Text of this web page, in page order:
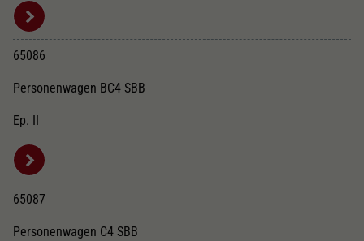
65086
Personenwagen BC4 SBB
Ep. II
65087
Personenwagen C4 SBB